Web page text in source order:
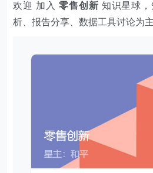
欢迎 加入 零售创新 知识星球
析、报告分享、数据工具讨论为主